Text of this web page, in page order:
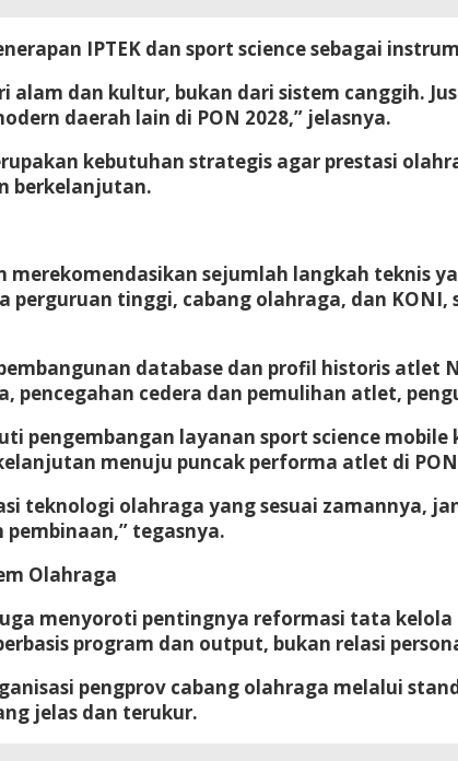
IPTEK dan sport science sebagai
alam dan kultur, bukan dari sistem canggih.
daerah lain di PON 2028,” jelasnya.
kebutuhan strategis agar prestasi
berkelanjutan.
merekomendasikan sejumlah langkah teknis
tinggi, cabang olahraga, dan
database dan profil historis
pencegahan cedera dan pemulihan atlet,
pengembangan layanan sport science
menuju puncak performa atlet di PON
teknologi olahraga yang sesuai zamannya,
tegasnya.
Olahraga
menyoroti pentingnya reformasi tata
program dan output, bukan relasi
pengprov cabang olahraga melalui
jelas dan terukur.